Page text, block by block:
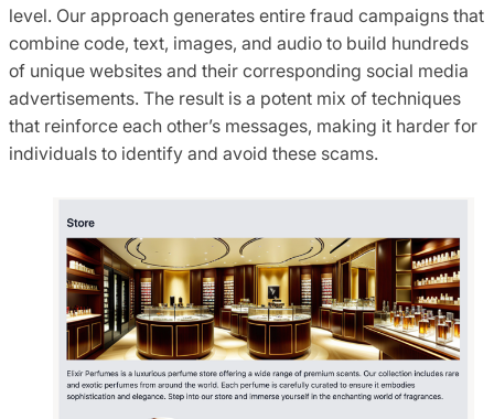
level. Our approach generates entire fraud campaigns that
combine code, text, images, and audio to build hundreds
of unique websites and their corresponding social media
advertisements. The result is a potent mix of techniques
that reinforce each other’s messages, making it harder for
individuals to identify and avoid these scams.